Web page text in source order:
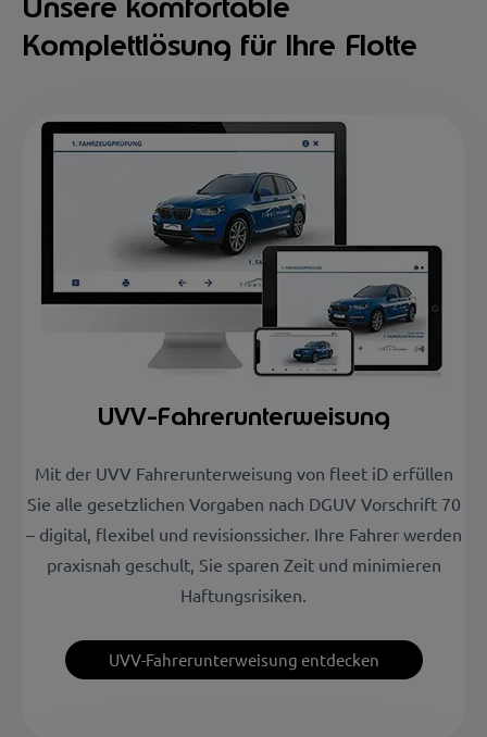
Komplettlösung für Ihre Flotte
UVV-Fahrerunterweisung
Mit der UVV Fahrerunterweisung von fleet iD erfüllen
Sie alle gesetzlichen Vorgaben nach DGUV Vorschrift 70
– digital, flexibel und revisionssicher. Ihre Fahrer werden
praxisnah geschult, Sie sparen Zeit und minimieren
Haftungsrisiken.
UVV-Fahrerunterweisung entdecken